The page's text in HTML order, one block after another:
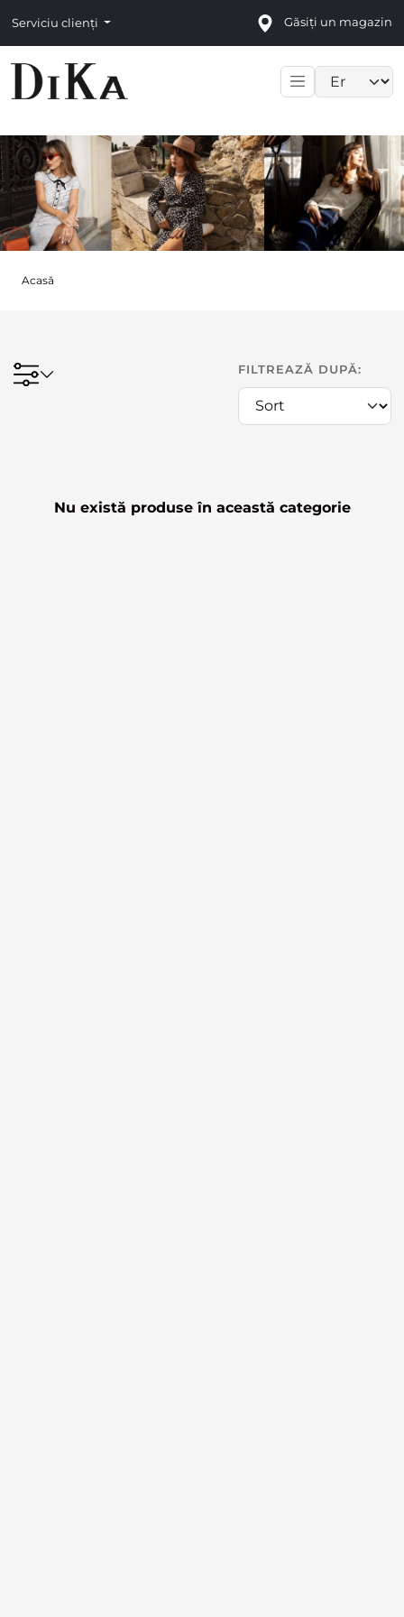
Serviciu clienți Găsiți un magazin
Acasă
FILTREAZĂ DUPĂ:
Nu există produse în această categorie